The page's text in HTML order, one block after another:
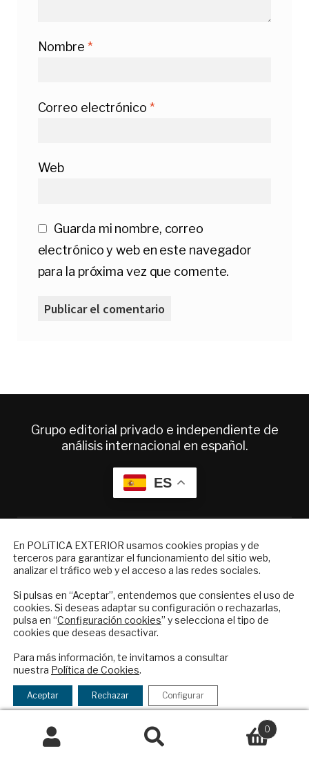
Nombre *
Correo electrónico *
Web
Guarda mi nombre, correo
electrónico y web en este navegador
para la próxima vez que comente.
Grupo editorial privado e independiente de
análisis internacional en español.
ES
Quiénes somos
Suscripciones
Productos y precios
Preguntas frecuentes
Colaboraciones
Publicidad
Política Exterior
Informe Semanal de Política Exterior
Afkar/Ideas
© 2026 - Fundación Análisis de Política
Exterior. Todos los derechos reservadosAviso
Buscar
0
En POLíTICA EXTERIOR usamos cookies propias y de
terceros para garantizar el funcionamiento del sitio web,
analizar el tráfico web y el acceso a las redes sociales.
Si pulsas en “Aceptar”, entendemos que consientes el uso de
cookies. Si deseas adaptar su configuración o rechazarlas,
pulsa en “Configuración cookies” y selecciona el tipo de
cookies que deseas desactivar.
Para más información, te invitamos a consultar
nuestra Política de Cookies.
Aceptar Rechazar Configurar
NEWSLETTER
Suscríbase a nuestro boletín electrónico y
reciba en su correo el mejor análisis
internacional en español.
Checkbox
acepto
la
política
de
política de privacidad